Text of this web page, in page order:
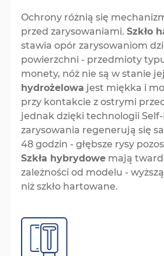
Ochrony różnią się
przed zarysowaniami. Szkło
stawia opór zarysowaniom
powierzchni - przedmioty
monety, nóż nie są w stanie
hydrożelowa jest miękka i
przy kontakcie z ostrymi
jednak dzięki technologii
zarysowania regenerują się
48 godzin - głębsze rysy
Szkła hybrydowe mają
zależności od modelu -
niż szkło hartowane.